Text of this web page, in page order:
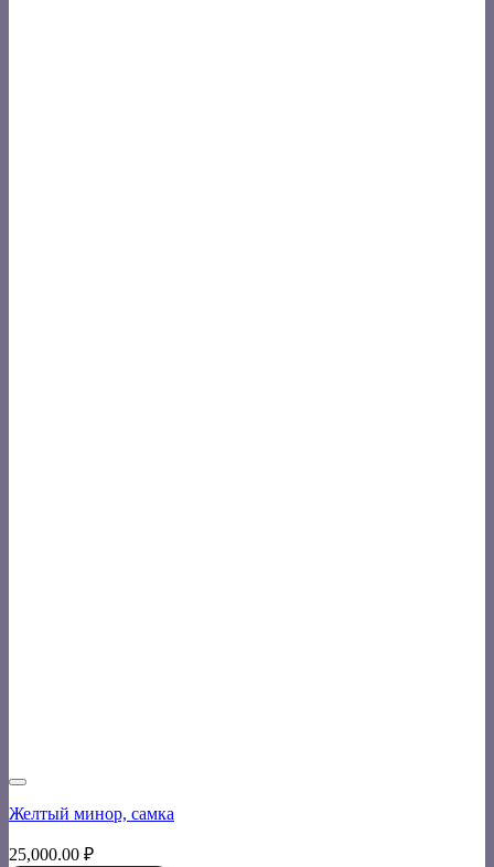
Желтый минор, самка
25,000.00 ₽